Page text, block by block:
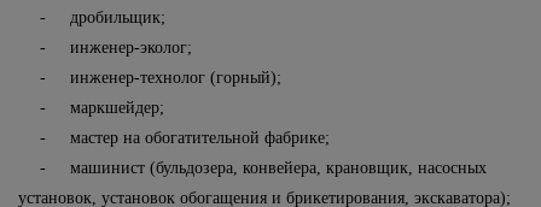
- дробильщик;
- инженер-эколог;
- инженер-технолог (горный);
- маркшейдер;
- мастер на обогатительной фабрике;
- машинист (бульдозера, конвейера, крановщик, насосных
установок, установок обогащения и брикетирования, экскаватора);